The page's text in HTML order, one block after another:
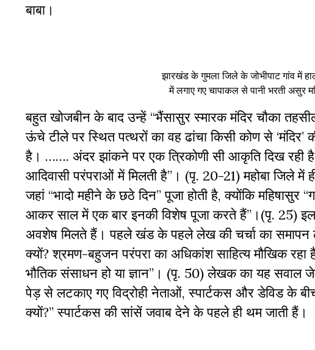
बाबा।
झारखंड के गुमला जिले के जोभीपाट गांव में
में लगाए गए चापाकल से पानी भरती असुर
बहुत खोजबीन के बाद उन्हें “भैंसासुर स्मारक मंदिर चौका
ऊंचे टीले पर स्थित पत्थरों का वह ढांचा किसी कोण से ‘मंदिर’
है। ……. अंदर झांकने पर एक त्रिकोणी सी आकृति दिख रही
आदिवासी परंपराओं में मिलती है”। (पृ. 20-21) महोबा जिले में
जहां “भादो महीने के छठे दिन” पूजा होती है, क्योंकि
आकर साल में एक बार इनकी विशेष पूजा करते हैं”।(पृ. 25)
अवशेष मिलते हैं। पहले खंड के पहले लेख की चर्चा का समापन
क्यों? श्रमण-बहुजन परंपरा का अधिकांश साहित्य मौखिक रहा
भौतिक संसाधन हो या ज्ञान”। (पृ. 50) लेखक का यह सवाल
पेड़ से लटकाए गए विद्रोही नेताओं, स्पार्टकस और डेविड के
क्यों?” स्पार्टकस की सांसें जवाब देने के पहले ही थम जाती हैं।